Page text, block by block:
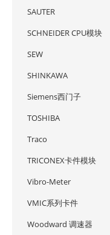
SAUTER
SCHNEIDER CPU模块
SEW
SHINKAWA
Siemens西门子
TOSHIBA
Traco
TRICONEX卡件模块
Vibro-Meter
VMIC系列卡件
Woodward 调速器